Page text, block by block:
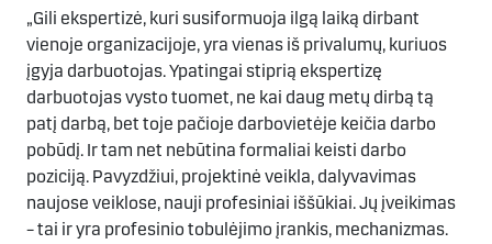
„Gili ekspertizė, kuri susiformuoja ilgą laiką dirbant
vienoje organizacijoje, yra vienas iš privalumų, kuriuos
įgyja darbuotojas. Ypatingai stiprią ekspertizę
darbuotojas vysto tuomet, ne kai daug metų dirbą tą
patį darbą, bet toje pačioje darbovietėje keičia darbo
pobūdį. Ir tam net nebūtina formaliai keisti darbo
poziciją. Pavyzdžiui, projektinė veikla, dalyvavimas
naujose veiklose, nauji profesiniai iššūkiai. Jų įveikimas
– tai ir yra profesinio tobulėjimo įrankis, mechanizmas.